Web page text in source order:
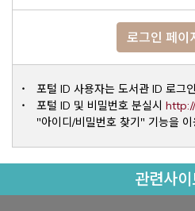
로그인 페이
포털 ID 사용자는 도서관 ID 로그
포털 ID 및 비밀번호 분실시
"아이디/비밀번호 찾기" 기능을
관련사